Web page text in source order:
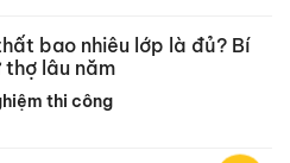
bao nhiêu lớp là đủ? Bí
lâu năm
thi công